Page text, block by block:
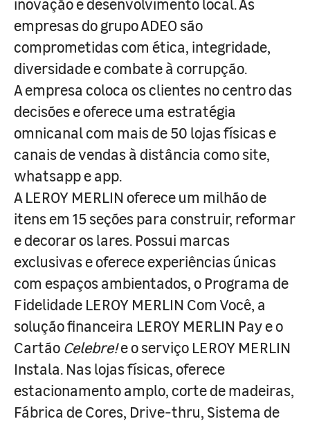
empresas do grupo ADEO são
comprometidas com ética, integridade,
diversidade e combate à corrupção.
A empresa coloca os clientes no centro das
decisões e oferece uma estratégia
omnicanal com mais de 50 lojas físicas e
canais de vendas à distância como site,
whatsapp e app.
A LEROY MERLIN oferece um milhão de
itens em 15 seções para construir, reformar
e decorar os lares. Possui marcas
exclusivas e oferece experiências únicas
com espaços ambientados, o Programa de
Fidelidade LEROY MERLIN Com Você, a
solução financeira LEROY MERLIN Pay e o
Cartão Celebre!e o serviço LEROY MERLIN
Instala. Nas lojas físicas, oferece
estacionamento amplo, corte de madeiras,
Fábrica de Cores, Drive-thru, Sistema de